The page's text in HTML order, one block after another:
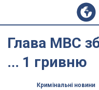
Глава МВС
... 1 гривню
Кримінальні новини